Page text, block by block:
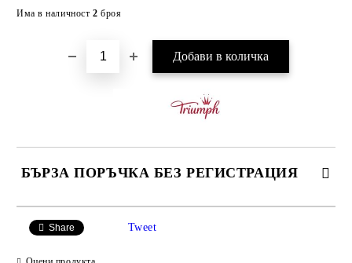
Има в наличност 2 броя
БЪРЗА ПОРЪЧКА БЕЗ РЕГИСТРАЦИЯ
Share Tweet